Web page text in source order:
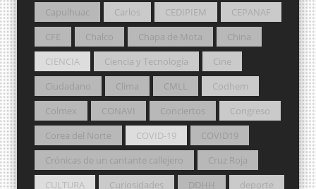
Capulhuac
Carlos CEDIPIEM
CEPANAF
CFE
Chalco Chapa de Mota
China
CIENCIA
Ciencia y Tecnología
Cine
Ciudadano
Clima CMLL
Codhem
Colmex
CONAVI Conciertos
Congreso
Corea del Norte
COVID-19
COVID19
Crónicas de un cantante callejero
Cruz Roja
CULTURA
Curiosidades DDHH
deporte